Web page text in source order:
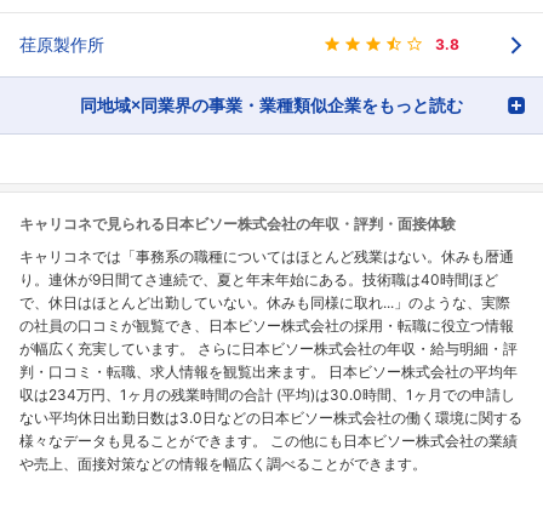
荏原製作所 3.8
同地域×同業界の事業・業種類似企業をもっと読む
キャリコネで見られる日本ビソー株式会社の年収・評判・面接体験
キャリコネでは「事務系の職種についてはほとんど残業はない。休みも暦通
り。連休が9日間てさ連続で、夏と年末年始にある。技術職は40時間ほど
で、休日はほとんど出勤していない。休みも同様に取れ...」のような、実際
の社員の口コミが観覧でき、日本ビソー株式会社の採用・転職に役立つ情報
が幅広く充実しています。 さらに日本ビソー株式会社の年収・給与明細・評
判・口コミ・転職、求人情報を観覧出来ます。 日本ビソー株式会社の平均年
収は234万円、1ヶ月の残業時間の合計 (平均)は30.0時間、1ヶ月での申請し
ない平均休日出勤日数は3.0日などの日本ビソー株式会社の働く環境に関する
様々なデータも見ることができます。 この他にも日本ビソー株式会社の業績
や売上、面接対策などの情報を幅広く調べることができます。